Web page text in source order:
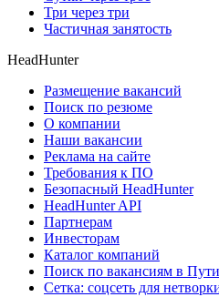
Три через три
Частичная занятость
HeadHunter
Размещение вакансий
Поиск по резюме
О компании
Наши вакансии
Реклама на сайте
Требования к ПО
Безопасный HeadHunter
HeadHunter API
Партнерам
Инвесторам
Каталог компаний
Поиск по вакансиям в
Сетка: соцсеть для